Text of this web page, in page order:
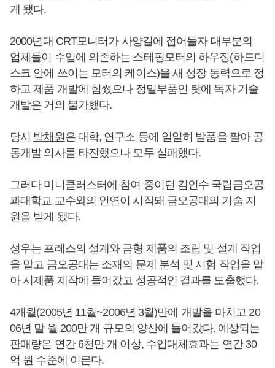
게 됐다.
2000년대 CRT모니터가 사양길에 접어들자 대부분의
업체들이 수입에 의존하는 스테핑모터의 하우징(하드디
스크 안에 쓰이는 모터의 케이스)을 새 성장 동력으로 정
하고 제품 개발에 힘썼으나 정밀부품인 탓에 독자 기술
개발은 거의 불가했다.
당시 박채원은 대학, 연구소 등에 일일히 발품을 팔아 공
동개발 의사를 타진했으나 모두 실패했다.
그러다 미니클러스터에 참여 중이던 김인수 국립금오공
과대학교 교수와의 인연이 시작돼 금오공대의 기술 지
원을 받게 됐다.
성우는 프레스의 설계와 금형 제품의 조립 및 설계 작업
을 맡고 금오공대는 소재의 문제 분석 및 시험 작업을 맡
아 시제품 제작에 들어갔고 성공적인 결과를 도출했다.
4개월(2005년 11월~2006년 3월)만에 개발을 마치고 20
06년 말 월 200만 개 규모의 양산에 들어갔다. 예상되는
판매량은 연간 6천만 개 이상, 수입대체효과는 연간 30
억 원 수준에 이른다.